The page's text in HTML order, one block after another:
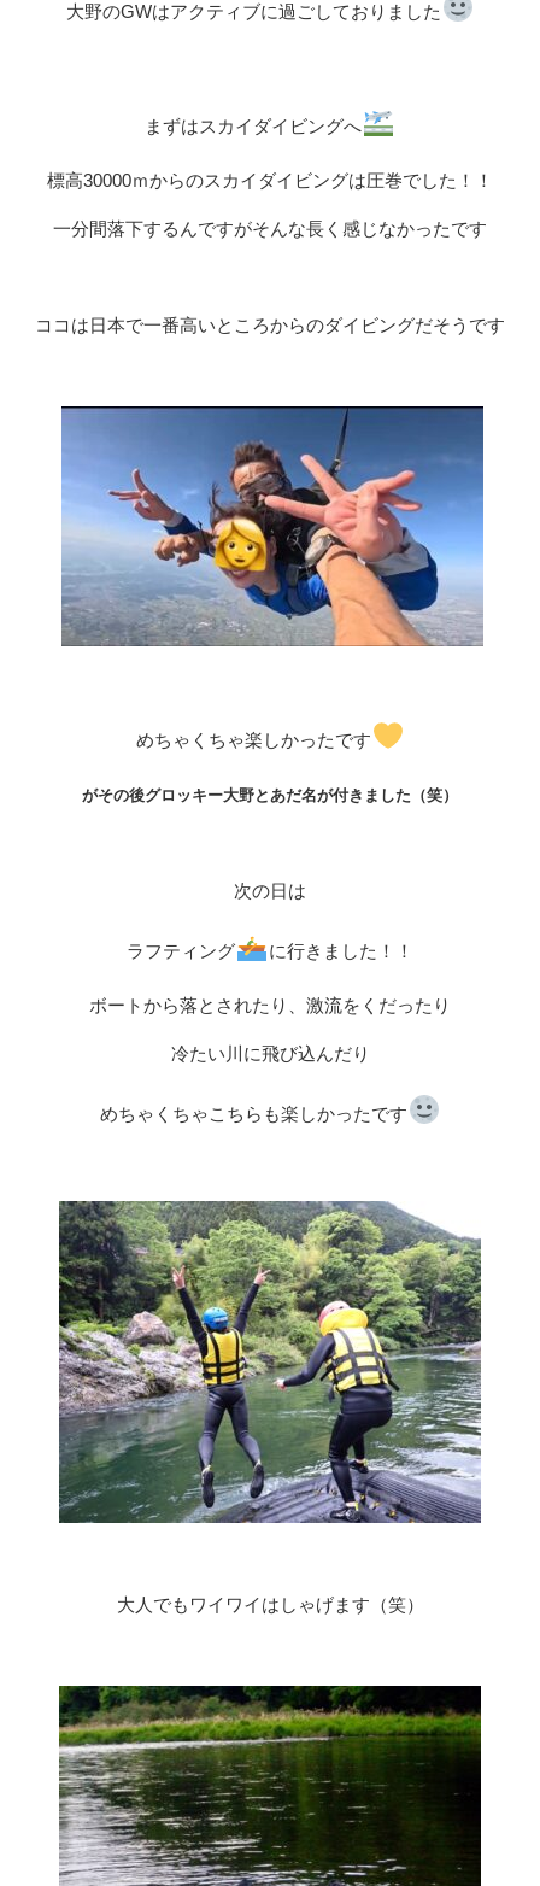
大野のGWはアクティブに過ごしておりました
まずはスカイダイビングへ
標高30000ｍからのスカイダイビングは圧巻でした！！
一分間落下するんですがそんな長く感じなかったです
ココは日本で一番高いところからのダイビングだそうです
めちゃくちゃ楽しかったです
がその後グロッキー大野とあだ名が付きました （笑）
次の日は
ラフティング に行きました！！
ボートから落とされたり、激流をくだったり
冷たい川に飛び込んだり
めちゃくちゃこちらも楽しかったです
大人でもワイワイはしゃげます（笑）